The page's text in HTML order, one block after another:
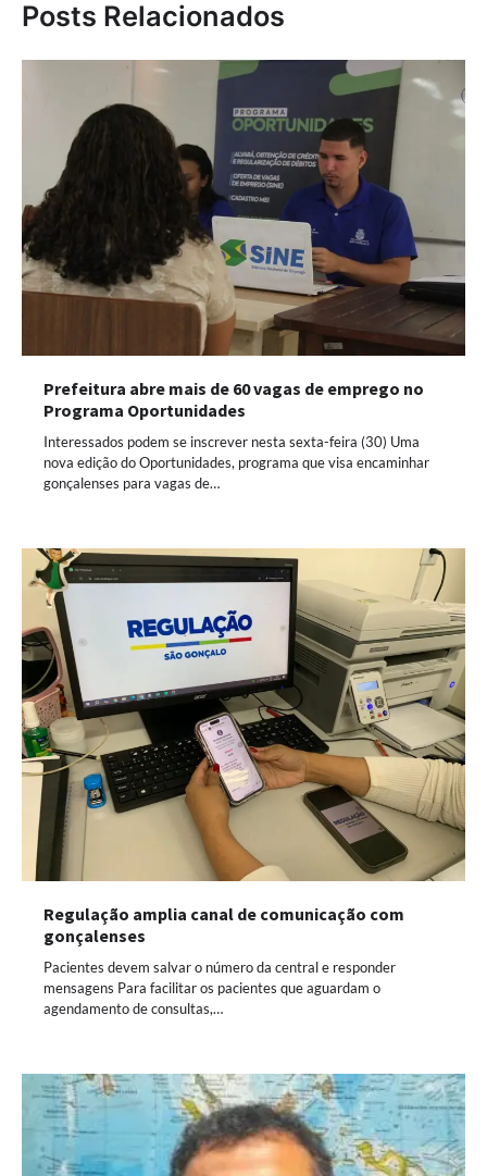
Posts Relacionados
Prefeitura abre mais de 60 vagas de emprego no
Programa Oportunidades
Interessados podem se inscrever nesta sexta-feira (30) Uma
nova edição do Oportunidades, programa que visa encaminhar
gonçalenses para vagas de…
Regulação amplia canal de comunicação com
gonçalenses
Pacientes devem salvar o número da central e responder
mensagens Para facilitar os pacientes que aguardam o
agendamento de consultas,…